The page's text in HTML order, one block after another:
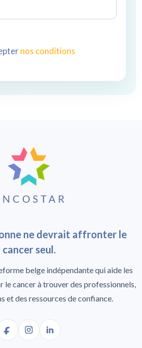
nos conditions
ne devrait affronter le
cancer seul.
belge indépendante qui aide les
le cancer à trouver des professionnels,
et des ressources de confiance.